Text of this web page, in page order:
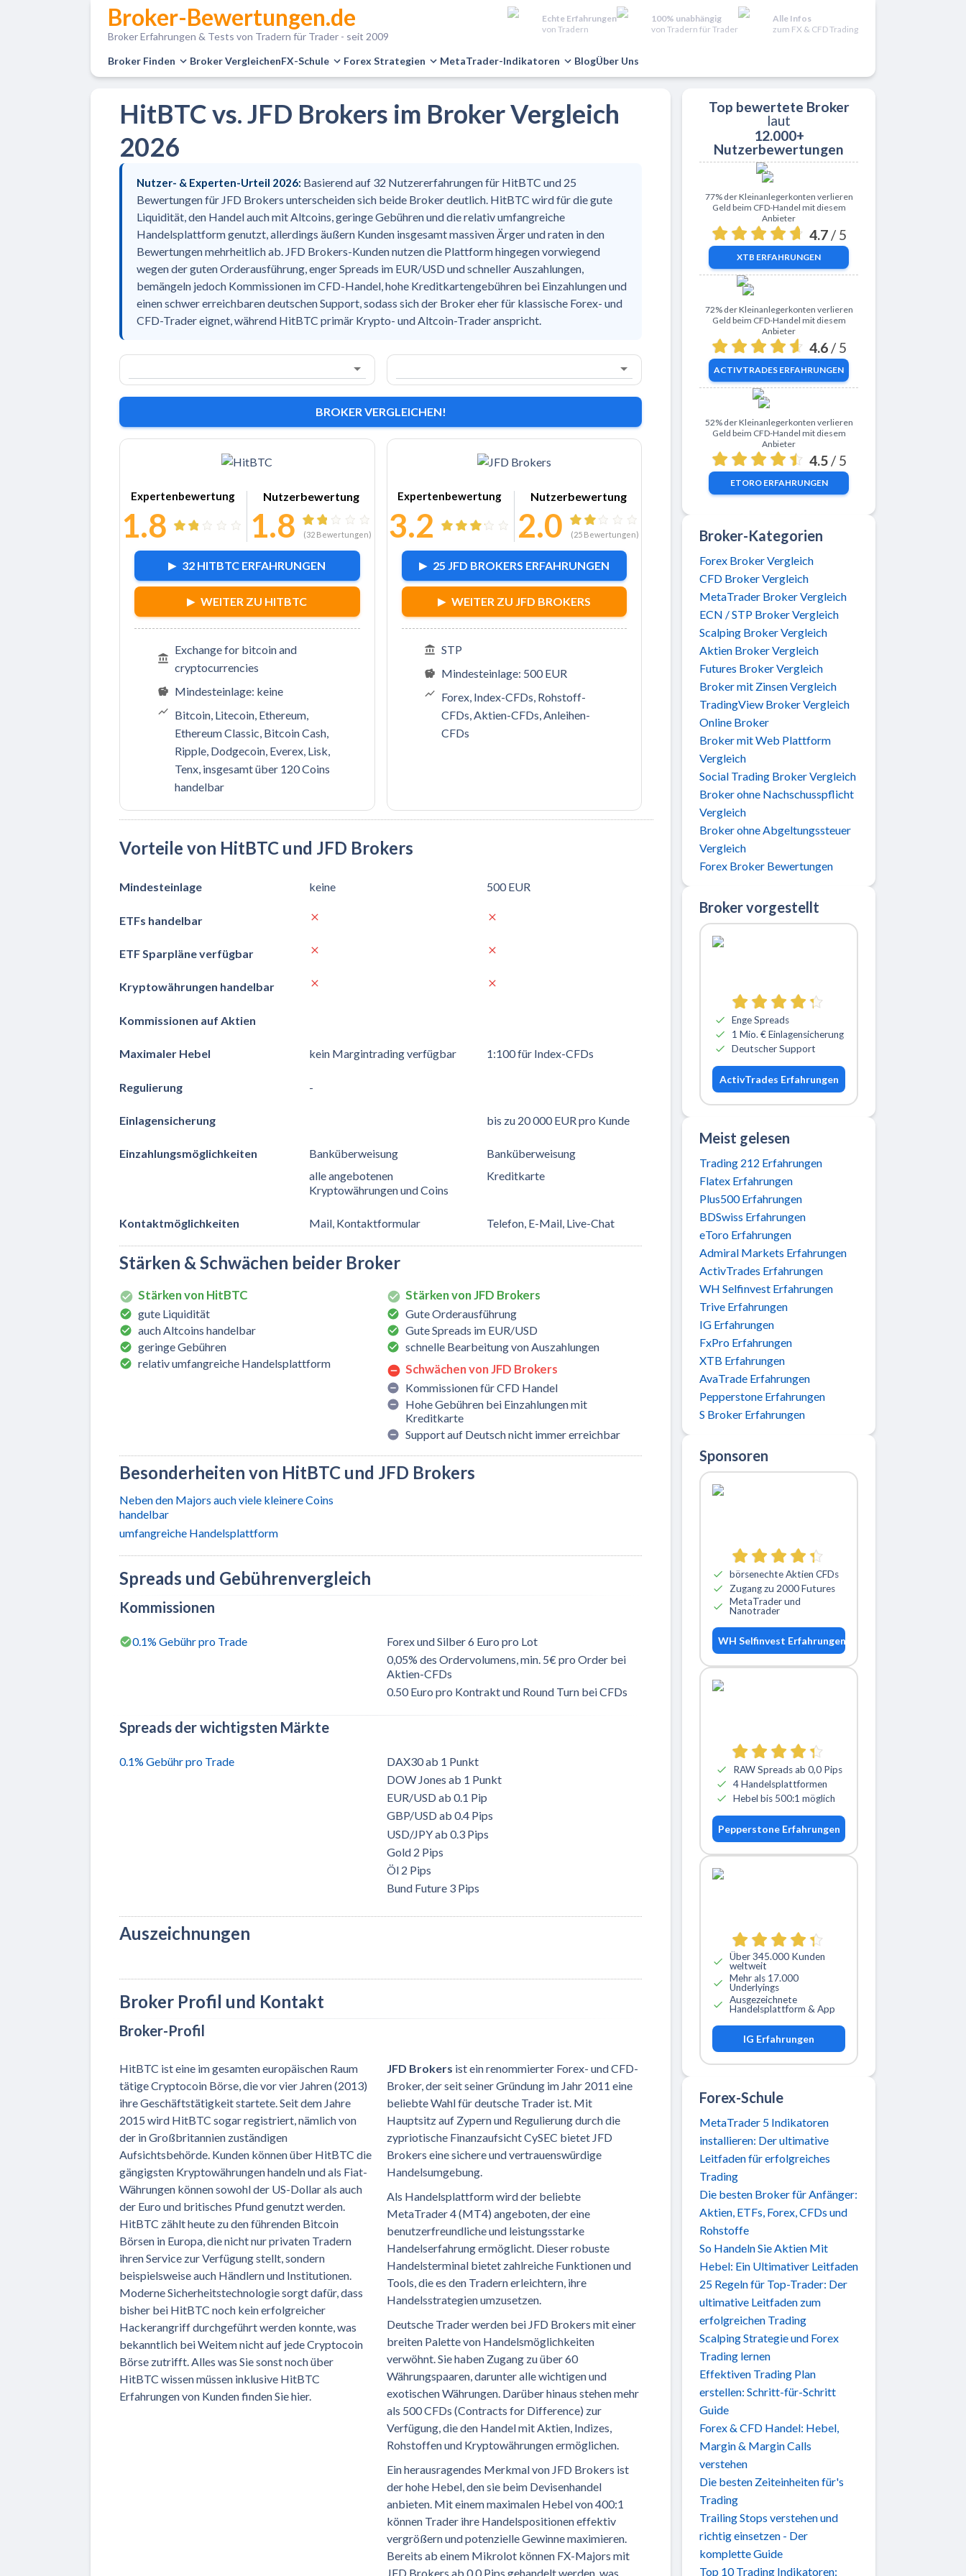
Broker-Bewertungen.de
Broker Erfahrungen & Tests von Tradern für Trader - seit 2009
Echte Erfahrungen
von Tradern
100% unabhängig
von Tradern für Trader
Alle Infos
zum FX & CFD Trading
Broker Finden Broker VergleichenFX-Schule Forex Strategien MetaTrader-Indikatoren BlogÜber Uns
HitBTC vs. JFD Brokers im Broker Vergleich
2026
Nutzer- & Experten-Urteil 2026: Basierend auf 32 Nutzererfahrungen für HitBTC und 25
Bewertungen für JFD Brokers unterscheiden sich beide Broker deutlich. HitBTC wird für die gute
Liquidität, den Handel auch mit Altcoins, geringe Gebühren und die relativ umfangreiche
Handelsplattform genutzt, allerdings äußern Kunden insgesamt massiven Ärger und raten in den
Bewertungen mehrheitlich ab. JFD Brokers-Kunden nutzen die Plattform hingegen vorwiegend
wegen der guten Orderausführung, enger Spreads im EUR/USD und schneller Auszahlungen,
bemängeln jedoch Kommissionen im CFD-Handel, hohe Kreditkartengebühren bei Einzahlungen und
einen schwer erreichbaren deutschen Support, sodass sich der Broker eher für klassische Forex- und
CFD-Trader eignet, während HitBTC primär Krypto- und Altcoin-Trader anspricht.
BROKER VERGLEICHEN!
Expertenbewertung
1.8
Nutzerbewertung
1.8 (32 Bewertungen)
32 HITBTC ERFAHRUNGEN
WEITER ZU HITBTC
Exchange for bitcoin and
cryptocurrencies
Mindesteinlage: keine
Bitcoin, Litecoin, Ethereum,
Ethereum Classic, Bitcoin Cash,
Ripple, Dodgecoin, Everex, Lisk,
Tenx, insgesamt über 120 Coins
handelbar
Zu JFD Brokers
Expertenbewertung
3.2
Nutzerbewertung
2.0 (25Bewertungen)
25 JFD BROKERS ERFAHRUNGEN
WEITER ZU JFD BROKERS
STP
Mindesteinlage: 500 EUR
Forex, Index-CFDs, Rohstoff-
CFDs, Aktien-CFDs, Anleihen-
CFDs
Vorteile von HitBTC und JFD Brokers
Mindesteinlage keine 500 EUR
ETFs handelbar
ETF Sparpläne verfügbar
Kryptowährungen handelbar
Kommissionen auf Aktien
Maximaler Hebel kein Margintrading verfügbar 1:100 für Index-CFDs
Regulierung -
Einlagensicherung bis zu 20 000 EUR pro Kunde
Einzahlungsmöglichkeiten
Banküberweisung
alle angebotenen
Kryptowährungen und Coins
Banküberweisung
Kreditkarte
Kontaktmöglichkeiten Mail, Kontaktformular Telefon, E-Mail, Live-Chat
Stärken & Schwächen beider Broker
Stärken von HitBTC
gute Liquidität
auch Altcoins handelbar
geringe Gebühren
relativ umfangreiche Handelsplattform
Stärken von JFD Brokers
Gute Orderausführung
Gute Spreads im EUR/USD
schnelle Bearbeitung von Auszahlungen
Schwächen von JFD Brokers
Kommissionen für CFD Handel
Hohe Gebühren bei Einzahlungen mit
Kreditkarte
Support auf Deutsch nicht immer erreichbar
Besonderheiten von HitBTC und JFD Brokers
Neben den Majors auch viele kleinere Coins
handelbar
umfangreiche Handelsplattform
Spreads und Gebührenvergleich
Kommissionen
0.1% Gebühr pro Trade
Forex und Silber 6 Euro pro Lot
0,05% des Ordervolumens, min. 5€ pro Order bei
Aktien-CFDs
0.50 Euro pro Kontrakt und Round Turn bei CFDs
Spreads der wichtigsten Märkte
0.1% Gebühr pro Trade
DAX30 ab 1 Punkt
DOW Jones ab 1 Punkt
EUR/USD ab 0.1 Pip
GBP/USD ab 0.4 Pips
USD/JPY ab 0.3 Pips
Gold 2 Pips
Öl 2 Pips
Bund Future 3 Pips
Auszeichnungen
Broker Profil und Kontakt
Broker-Profil
HitBTC ist eine im gesamten europäischen Raum
tätige Cryptocoin Börse, die vor vier Jahren (2013)
ihre Geschäftstätigkeit startete. Seit dem Jahre
2015 wird HitBTC sogar registriert, nämlich von
der in Großbritannien zuständigen
Aufsichtsbehörde. Kunden können über HitBTC die
gängigsten Kryptowährungen handeln und als Fiat-
Währungen können sowohl der US-Dollar als auch
der Euro und britisches Pfund genutzt werden.
HitBTC zählt heute zu den führenden Bitcoin
Börsen in Europa, die nicht nur privaten Tradern
ihren Service zur Verfügung stellt, sondern
beispielsweise auch Händlern und Institutionen.
Moderne Sicherheitstechnologie sorgt dafür, dass
bisher bei HitBTC noch kein erfolgreicher
Hackerangriff durchgeführt werden konnte, was
bekanntlich bei Weitem nicht auf jede Cryptocoin
Börse zutrifft. Alles was Sie sonst noch über
HitBTC wissen müssen inklusive HitBTC
Erfahrungen von Kunden finden Sie hier.
JFD Brokers ist ein renommierter Forex- und CFD-
Broker, der seit seiner Gründung im Jahr 2011 eine
beliebte Wahl für deutsche Trader ist. Mit
Hauptsitz auf Zypern und Regulierung durch die
zypriotische Finanzaufsicht CySEC bietet JFD
Brokers eine sichere und vertrauenswürdige
Handelsumgebung.
Als Handelsplattform wird der beliebte
MetaTrader 4 (MT4) angeboten, der eine
benutzerfreundliche und leistungsstarke
Handelserfahrung ermöglicht. Dieser robuste
Handelsterminal bietet zahlreiche Funktionen und
Tools, die es den Tradern erleichtern, ihre
Handelsstrategien umzusetzen.
Deutsche Trader werden bei JFD Brokers mit einer
breiten Palette von Handelsmöglichkeiten
verwöhnt. Sie haben Zugang zu über 60
Währungspaaren, darunter alle wichtigen und
exotischen Währungen. Darüber hinaus stehen mehr
als 500 CFDs (Contracts for Difference) zur
Verfügung, die den Handel mit Aktien, Indizes,
Rohstoffen und Kryptowährungen ermöglichen.
Ein herausragendes Merkmal von JFD Brokers ist
der hohe Hebel, den sie beim Devisenhandel
anbieten. Mit einem maximalen Hebel von 400:1
können Trader ihre Handelspositionen effektiv
vergrößern und potenzielle Gewinne maximieren.
Bereits ab einem Mikrolot können FX-Majors mit
JFD Brokers ab 0,0 Pips gehandelt werden, was
Top bewertete Broker
laut
12.000+
Nutzerbewertungen
Zu XTB
77% der Kleinanlegerkonten verlieren
Geld beim CFD-Handel mit diesem
Anbieter
4.7 / 5
XTB ERFAHRUNGEN
Zu ActivTrades
72% der Kleinanlegerkonten verlieren
Geld beim CFD-Handel mit diesem
Anbieter
4.6 / 5
ACTIVTRADES ERFAHRUNGEN
Zu eToro
52% der Kleinanlegerkonten verlieren
Geld beim CFD-Handel mit diesem
Anbieter
4.5 / 5
ETOROERFAHRUNGEN
Broker-Kategorien
Forex Broker Vergleich
CFD Broker Vergleich
MetaTrader Broker Vergleich
ECN / STP Broker Vergleich
Scalping Broker Vergleich
Aktien Broker Vergleich
Futures Broker Vergleich
Broker mit Zinsen Vergleich
TradingView Broker Vergleich
Online Broker
Broker mit Web Plattform
Vergleich
Social Trading Broker Vergleich
Broker ohne Nachschusspflicht
Vergleich
Broker ohne Abgeltungssteuer
Vergleich
Forex Broker Bewertungen
Broker vorgestellt
Enge Spreads
1 Mio. € Einlagensicherung
Deutscher Support
ActivTrades Erfahrungen
Meist gelesen
Trading 212 Erfahrungen
Flatex Erfahrungen
Plus500 Erfahrungen
BDSwiss Erfahrungen
eToro Erfahrungen
Admiral Markets Erfahrungen
ActivTrades Erfahrungen
WH Selfinvest Erfahrungen
Trive Erfahrungen
IG Erfahrungen
FxPro Erfahrungen
XTB Erfahrungen
AvaTrade Erfahrungen
Pepperstone Erfahrungen
S Broker Erfahrungen
Sponsoren
börsenechte Aktien CFDs
Zugang zu 2000 Futures
MetaTrader und
Nanotrader
WH Selfinvest Erfahrungen
RAW Spreads ab 0,0 Pips
4 Handelsplattformen
Hebel bis 500:1 möglich
Pepperstone Erfahrungen
Über 345.000 Kunden
weltweit
Mehr als 17.000
Underlyings
Ausgezeichnete
Handelsplattform & App
IG Erfahrungen
Forex-Schule
MetaTrader 5 Indikatoren
installieren: Der ultimative
Leitfaden für erfolgreiches
Trading
Die besten Broker für Anfänger:
Aktien, ETFs, Forex, CFDs und
Rohstoffe
So Handeln Sie Aktien Mit
Hebel: Ein Ultimativer Leitfaden
25 Regeln für Top-Trader: Der
ultimative Leitfaden zum
erfolgreichen Trading
Scalping Strategie und Forex
Trading lernen
Effektiven Trading Plan
erstellen: Schritt-für-Schritt
Guide
Forex & CFD Handel: Hebel,
Margin & Margin Calls
verstehen
Die besten Zeiteinheiten für's
Trading
Trailing Stops verstehen und
richtig einsetzen - Der
komplette Guide
Top 10 Trading Indikatoren: